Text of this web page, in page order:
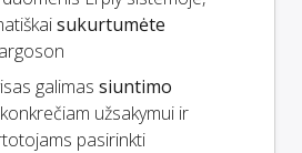
sukurtumėte
galimas siuntimo
konkrečiam užsakymui ir
pasirinkti